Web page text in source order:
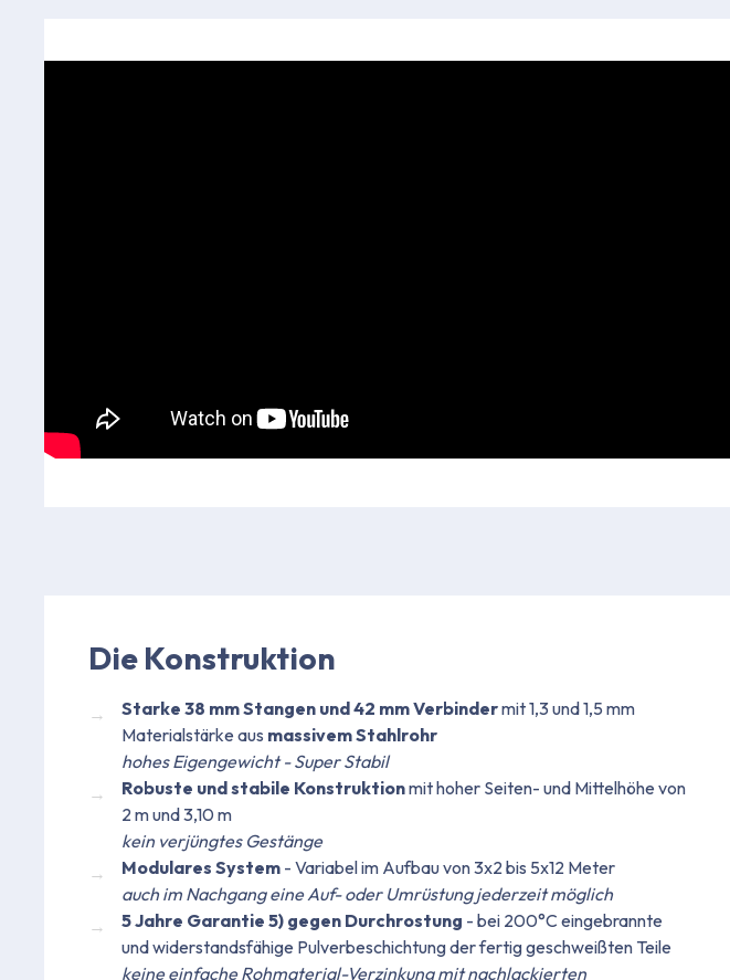
Die Konstruktion
Starke 38 mm Stangen und 42 mm Verbindermit 1,3 und 1,5 mm
Materialstärke aus massivem Stahlrohr
hohes Eigengewicht - Super Stabil
Robuste und stabile Konstruktionmit hoher Seiten- und Mittelhöhe von
2 m und 3,10 m
kein verjüngtes Gestänge
Modulares System - Variabel im Aufbau von 3x2 bis 5x12 Meter
auch im Nachgang eine Auf- oder Umrüstung jederzeit möglich
5 Jahre Garantie 5) gegen Durchrostung - bei 200°C eingebrannte
und widerstandsfähige Pulverbeschichtung der fertig geschweißten Teile
keine einfache Rohmaterial-Verzinkung mit nachlackierten